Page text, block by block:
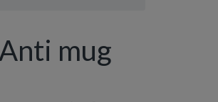
mug